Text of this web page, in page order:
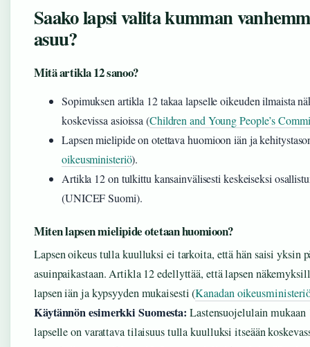
Saako lapsi valita kumman
asuu?
Mitä artikla 12 sanoo?
Sopimuksen artikla 12 takaa lapselle oikeuden ilmaista
koskevissa asioissa (Children and Young People’s
Lapsen mielipide on otettava huomioon iän ja
oikeusministeriö).
Artikla 12 on tulkittu kansainvälisesti keskeiseksi
(UNICEF Suomi).
Miten lapsen mielipide otetaan huomioon?
Lapsen oikeus tulla kuulluksi ei tarkoita, että hän saisi yksin
asuinpaikastaan. Artikla 12 edellyttää, että lapsen
lapsen iän ja kypsyyden mukaisesti (Kanadan
Käytännön esimerkki Suomesta: Lastensuojelulain
lapselle on varattava tilaisuus tulla kuulluksi itseään